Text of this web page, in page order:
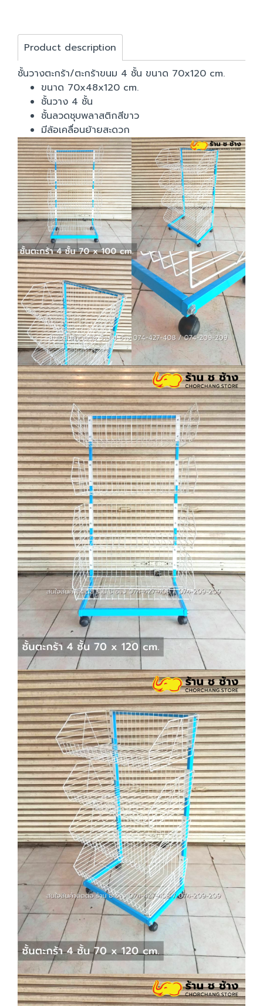
Product description
ชั้นวางตะกร้า/ตะกร้าขนม 4 ชั้น ขนาด 70x120 cm.
ขนาด 70x48x120 cm.
ชั้นวาง 4 ชั้น
ชั้นลวดชุบพลาสติกสีขาว
มีล้อเคลื่อนย้ายสะดวก